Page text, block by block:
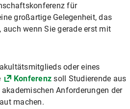
für
großartige Gelegenheit, das
auch wenn Sie gerade erst mit
oder eines
Konferenz soll Studierende aus
Anforderungen der
machen.